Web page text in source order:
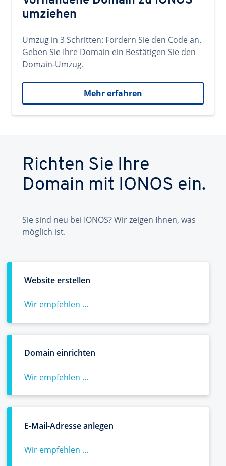
umziehen
Umzug in 3 Schritten: Fordern Sie den Code an.
Geben Sie Ihre Domain ein Bestätigen Sie den
Domain-Umzug.
Mehr erfahren
Richten Sie Ihre
Domain mit IONOS ein.
Sie sind neu bei IONOS? Wir zeigen Ihnen, was
möglich ist.
Website erstellen
Wir empfehlen ...
Domain einrichten
Wir empfehlen ...
E-Mail-Adresse anlegen
Wir empfehlen ...